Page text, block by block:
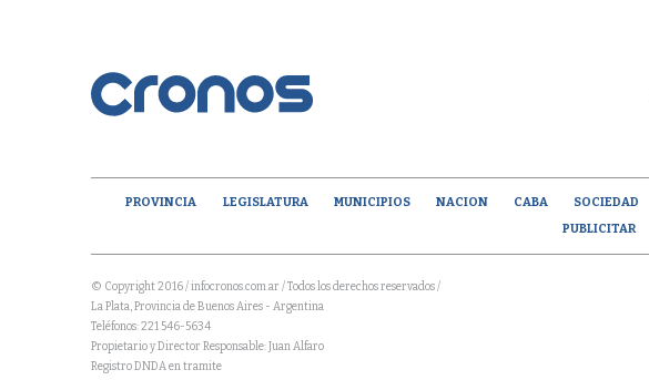
PROVINCIA LEGISLATURA MUNICIPIOS NACION CABA SOCIEDAD
PUBLICITAR
© Copyright 2016 / infocronos.com.ar / Todos los derechos reservados /
La Plata, Provincia de Buenos Aires - Argentina
Teléfonos: 221 546-5634
Propietario y Director Responsable: Juan Alfaro
Registro DNDA en tramite